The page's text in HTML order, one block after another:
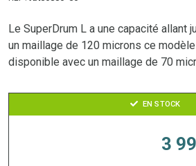
Le SuperDrum L a une capacité allant
un maillage de 120 microns ce
disponible avec un maillage de 70
EN STOCK
3